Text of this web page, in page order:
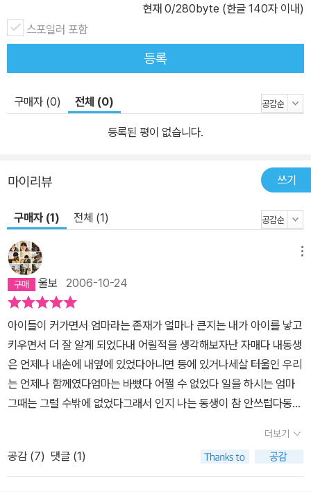
현재 0/280byte (한글 140자 이내)
스포일러 포함
등록
구매자 (0) 전체 (0)
등록된 평이 없습니다.
마이리뷰 쓰기
구매자 (1) 전체 (1)
울보 2006-10-24
아이들이 커가면서 엄마라는 존재가 얼마나 큰지는 내가 아이를 낳고
키우면서 더 잘 알게 되었다내 어릴적을 생각해보자난 자매다 내동생
은 언제나 내손에 내옆에 있었다아니면 등에 있거나세살 터울인 우리
는 언제나 함께였다엄마는 바빴다 어쩔 수 없었다 일을 하시는 엄마
그때는 그럴 수밖에 없었다그래서 인지 나는 동생이 참 안쓰럽다동생
고 선언을 했다자기 어릴적에 학교에서 돌아오면 엄마가 없는것에 너
무 너무 힘들었다고 한다나는 솔직히 잘 몰르겠다너무 열심히 사시는
엄마가 불쌍하고 안쓰러웠었다그런 엄마의 모습 지금 생각해도 참 멋
더보기
공감 (7) 댓글 (1)